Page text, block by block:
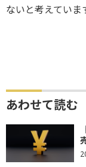
ないと考えていま
あわせて読む